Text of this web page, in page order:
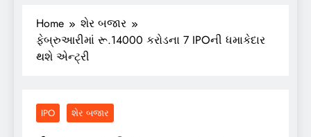
Home
શેર બજાર
ફેબ્રુઆરીમાં રૂ.14000 કરોડના 7 IPOની ધમાકેદાર
થશે એન્ટ્રી
IPO શેર બજાર